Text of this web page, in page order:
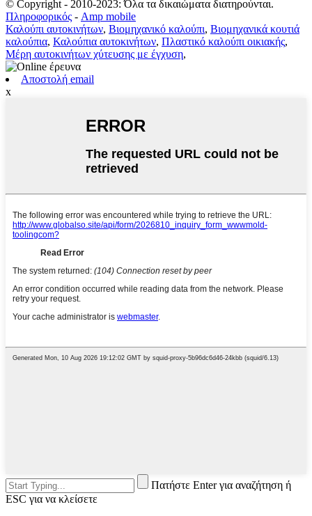
© Copyright - 2010-2023: Όλα τα δικαιώματα διατηρούνται.
Πληροφορικός - Amp mobile
Καλούπι αυτοκινήτων, Βιομηχανικό καλούπι, Βιομηχανικά κουτιά
καλούπια, Καλούπια αυτοκινήτων, Πλαστικό καλούπι οικιακής,
Μέρη αυτοκινήτων χύτευσης με έγχυση,
Αποστολή email
x
Πατήστε Enter για αναζήτηση ή
ESC για να κλείσετε